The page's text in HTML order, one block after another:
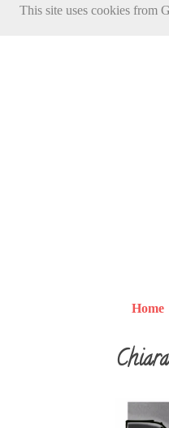
Home
This site uses cookies from